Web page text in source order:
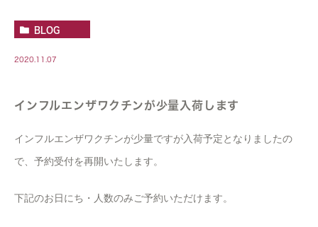
BLOG
2020.11.07
インフルエンザワクチンが少量入荷します
インフルエンザワクチンが少量ですが入荷予定となりましたの
で、予約受付を再開いたします。
下記のお日にち・人数のみご予約いただけます。